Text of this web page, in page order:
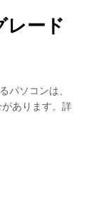
レード
パソコンは、
あります。詳